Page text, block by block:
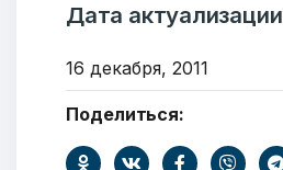
Дата актуализации
16 декабря, 2011
Поделиться: